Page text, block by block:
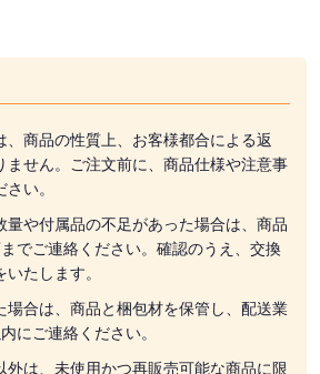
、商品の性質上、お客様都合による返
ません。ご注文前に、商品仕様や注意事
い。
量や付属品の不足があった場合は、商品
でご連絡ください。確認のうえ、交換
たします。
場合は、商品と梱包材を保管し、配送業
にご連絡ください。
外は、未使用かつ再販売可能な商品に限